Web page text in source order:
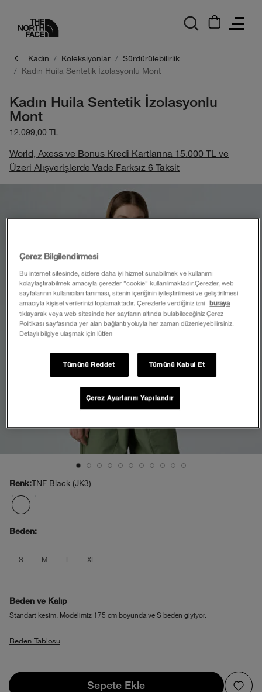
Kadın Koleksiyonlar
Sürdürülebilirlik
Kadın Huila Sentetik İzolasyonlu Mont
Kadın Huila Sentetik İzolasyonlu
Mont
12.099,00 TL
World, Axess ve Bonus Kredi Kartlarına 15.000 TL ve
Üzeri Alışverişlerde Vade Farksız 6 Taksit
Renk:TNF Black (JK3)
Beden:
S M L XL
Beden ve Kalıp
Standart kesim. Modelimiz 175 cm boyunda ve S beden giyiyor.
Beden Tablosu
Sepete Ekle
Sepete Ekle
Çerez Bilgilendirmesi
Bu internet sitesinde, sizlere daha iyi hizmet sunabilmek ve kullanımı
kolaylaştırabilmek amacıyla çerezler ”cookie” kullanılmaktadır.Çerezler, web
sayfalarının kullanıcıları tanıması, sitenin içeriğinin iyileştirilmesi ve geliştirilmesi
amacıyla kişisel verilerinizi toplamaktadır. Çerezlerle verdiğiniz izni
buraya
tıklayarak veya web sitesinde her sayfanın altında bulabileceğiniz Çerez
Politikası sayfasında yer alan bağlantı yoluyla her zaman düzenleyebilirsiniz.
Detaylı bilgiye ulaşmak için lütfen
Tümünü Reddet Tümünü Kabul Et
Çerez Ayarlarını Yapılandır